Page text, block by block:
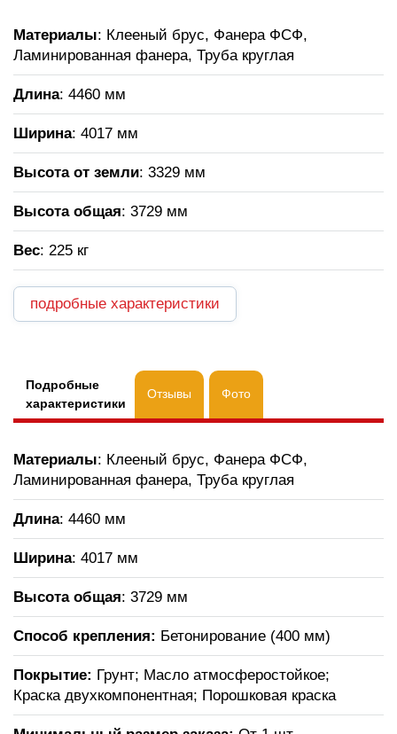
Материалы: Клееный брус, Фанера ФСФ,
Ламинированная фанера, Труба круглая
Длина: 4460 мм
Ширина: 4017 мм
Высота от земли: 3329 мм
Высота общая: 3729 мм
Вес: 225 кг
подробные характеристики
Подробные
характеристики
Отзывы Фото
Материалы: Клееный брус, Фанера ФСФ,
Ламинированная фанера, Труба круглая
Длина: 4460 мм
Ширина: 4017 мм
Высота общая: 3729 мм
Способ крепления: Бетонирование (400 мм)
Покрытие: Грунт; Масло атмосферостойкое;
Краска двухкомпонентная; Порошковая краска